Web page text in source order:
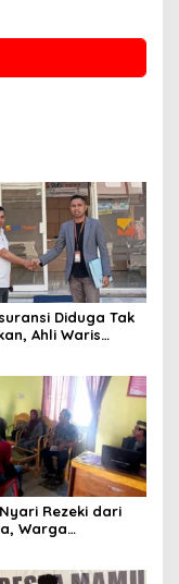
Diduga Tak
Ahli Waris
Rezeki dari
Warga
atas Nama